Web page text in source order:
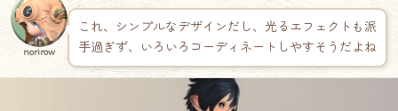
norirow
これ、シンプルなデザインだし、光るエフェクトも派
手過ぎず、いろいろコーディネートしやすそうだよね